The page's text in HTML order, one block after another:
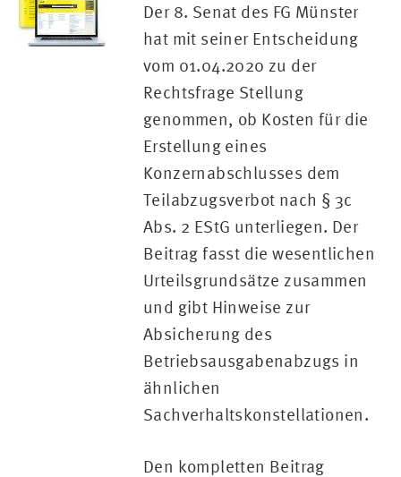
Der 8. Senat des FG Münster
hat mit seiner Entscheidung
vom 01.04.2020 zu der
Rechtsfrage Stellung
genommen, ob Kosten für die
Erstellung eines
Konzernabschlusses dem
Teilabzugsverbot nach § 3c
Abs. 2 EStG unterliegen. Der
Beitrag fasst die wesentlichen
Urteilsgrundsätze zusammen
und gibt Hinweise zur
Absicherung des
Betriebsausgabenabzugs in
ähnlichen
Sachverhaltskonstellationen.
Den kompletten Beitrag